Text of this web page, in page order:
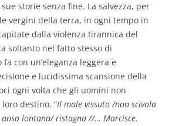
storie senza fine. La salvezza, per
vergini della terra, in ogni tempo in
dalla violenza tirannica del
soltanto nel fatto stesso di
fa con un’eleganza leggera e
e lucidissima scansione della
ogni volta che gli uomini non
destino. “Il male vissuto /non scivola
lontana/ ristagna //… Marcisce.